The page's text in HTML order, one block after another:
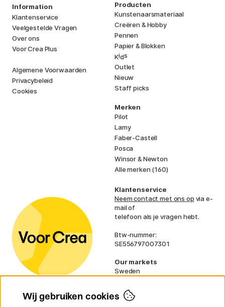
Information
Klantenservice
Veelgestelde Vragen
Over ons
Voor Crea Plus
Algemene Voorwaarden
Privacybeleid
Cookies
Producten
Kunstenaarsmateriaal
Creëren & Hobby
Pennen
Papier & Blokken
Kids
Outlet
Nieuw
Staff picks
Merken
Pilot
Lamy
Faber-Castell
Posca
Winsor & Newton
Alle merken (160)
Klantenservice
Neem contact met ons op via e-
mail of
telefoon als je vragen hebt.
Btw-nummer:
SE556797007301
Our markets
Sweden
Denmark
Finland
Wij gebruiken cookies